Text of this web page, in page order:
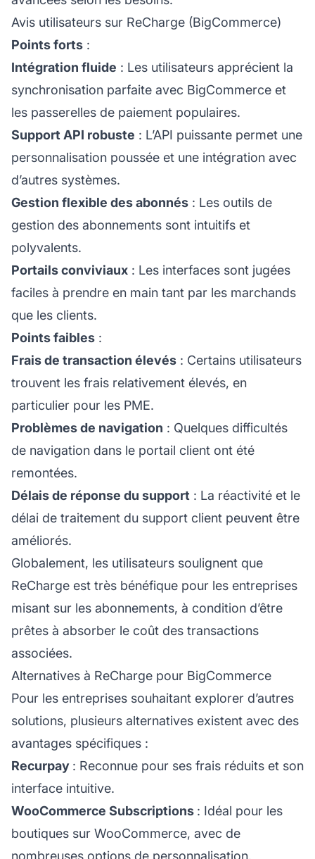
Avis utilisateurs sur ReCharge (BigCommerce)
Points forts :
Intégration fluide : Les utilisateurs apprécient la
synchronisation parfaite avec BigCommerce et
les passerelles de paiement populaires.
Support API robuste : L’API puissante permet une
personnalisation poussée et une intégration avec
d’autres systèmes.
Gestion flexible des abonnés : Les outils de
gestion des abonnements sont intuitifs et
polyvalents.
Portails conviviaux : Les interfaces sont jugées
faciles à prendre en main tant par les marchands
que les clients.
Points faibles :
Frais de transaction élevés : Certains utilisateurs
trouvent les frais relativement élevés, en
particulier pour les PME.
Problèmes de navigation : Quelques difficultés
de navigation dans le portail client ont été
remontées.
Délais de réponse du support : La réactivité et le
délai de traitement du support client peuvent être
améliorés.
Globalement, les utilisateurs soulignent que
ReCharge est très bénéfique pour les entreprises
misant sur les abonnements, à condition d’être
prêtes à absorber le coût des transactions
associées.
Alternatives à ReCharge pour BigCommerce
Pour les entreprises souhaitant explorer d’autres
solutions, plusieurs alternatives existent avec des
avantages spécifiques :
Recurpay : Reconnue pour ses frais réduits et son
interface intuitive.
WooCommerce Subscriptions : Idéal pour les
boutiques sur WooCommerce, avec de
nombreuses options de personnalisation.